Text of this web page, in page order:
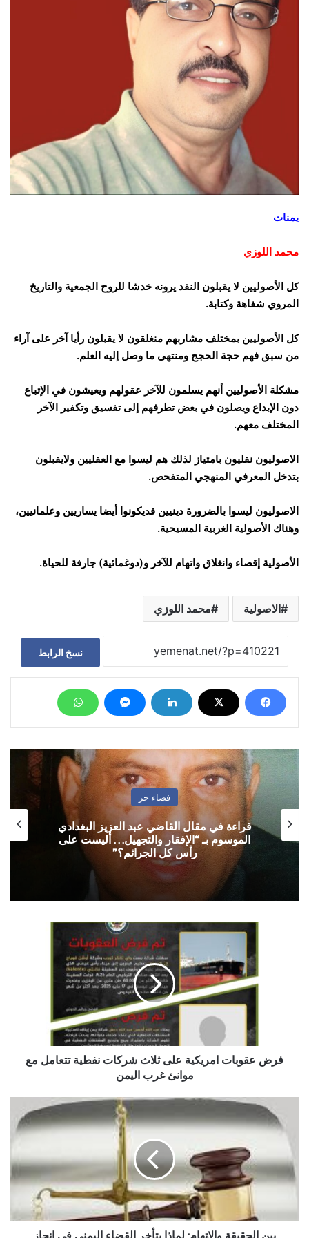
يمنات
محمد اللوزي
كل الأصوليين لا يقبلون النقد يرونه خدشا للروح الجمعية والتاريخ
المروي شفاهة وكتابة.
كل الأصوليين بمختلف مشاربهم منغلقون لا يقبلون رأيا آخر على آراء
من سبق فهم حجة الحجج ومنتهى ما وصل إليه العلم.
مشكلة الأصوليين أنهم يسلمون للآخر عقولهم ويعيشون في الإتباع
دون الإبداع ويصلون في بعض تطرفهم إلى تفسيق وتكفير الآخر
المختلف معهم.
الاصوليون نقليون بامتياز لذلك هم ليسوا مع العقليين ولايقبلون
بتدخل المعرفي المنهجي المتفحص.
الاصوليون ليسوا بالضرورة دينيين قديكونوا أيضا يساريين وعلمانيين،
وهناك الأصولية الغربية المسيحية.
الأصولية إقصاء وانغلاق واتهام للآخر و(دوغمائية) جارفة للحياة.
الاصولية محمد اللوزي
نسخ الرابط
فضاء حر
قراءة في مقال القاضي عبد العزيز البغدادي
الموسوم بـ “الإفقار والتجهيل… أليست على
رأس كل الجرائم؟”
موانئفرض عقوبات امريكية على ثلاث شركات نفطية تتعامل مع
موانئ غرب اليمن
الحقيقة
والاتهام:
لماذا
يتأخر
القضاء
انجاز
القضايا..؟